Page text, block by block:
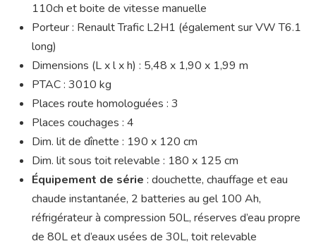
110ch et boite de vitesse manuelle
Porteur : Renault Trafic L2H1 (également sur VW T6.1
long)
Dimensions (L x l x h) : 5,48 x 1,90 x 1,99 m
PTAC : 3010 kg
Places route homologuées : 3
Places couchages : 4
Dim. lit de dînette : 190 x 120 cm
Dim. lit sous toit relevable : 180 x 125 cm
Équipement de série : douchette, chauffage et eau
chaude instantanée, 2 batteries au gel 100 Ah,
réfrigérateur à compression 50L, réserves d’eau propre
de 80L et d’eaux usées de 30L, toit relevable